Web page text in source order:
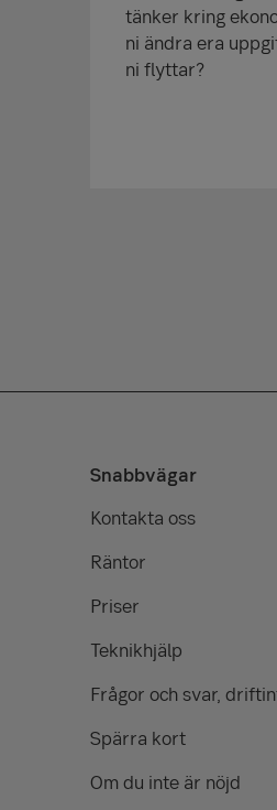
tänker kring
ni ändra era
ni flyttar?
Snabbvägar
Kontakta oss
Räntor
Priser
Teknikhjälp
Frågor och svar,
Spärra kort
Om du inte är nöjd